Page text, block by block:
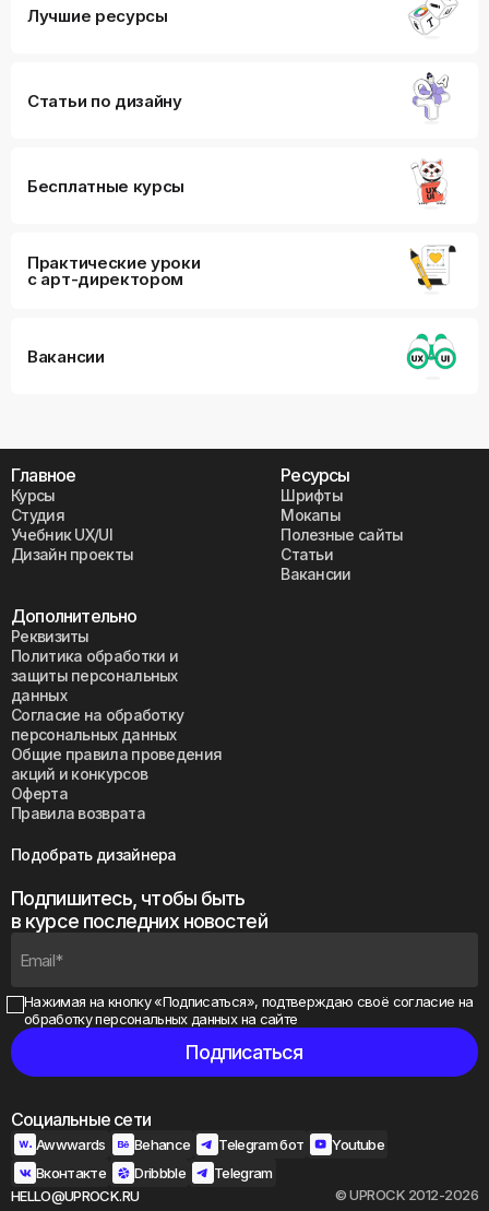
Лучшие ресурсы
Статьи по дизайну
Бесплатные курсы
Практические уроки
с арт-директором
Вакансии
Главное
Курсы
Студия
Учебник UX/UI
Дизайн проекты
Ресурсы
Шрифты
Мокапы
Полезные сайты
Статьи
Вакансии
Дополнительно
Реквизиты
Политика обработки и
защиты персональных
данных
Согласие на обработку
персональных данных
Общие правила проведения
акций и конкурсов
Оферта
Правила возврата
Социальные сети
Awwwards Behance Telegram бот
Youtube
Вконтакте
Dribbble
Telegram
HELLO@UPROCK.RU
© UPROCK 2012-2026
Подпишитесь, чтобы быть
в курсе последних новостей
Нажимая на кнопку «Подписаться», подтверждаю своё согласие на
обработку персональных данных на сайте
Подобрать дизайнера